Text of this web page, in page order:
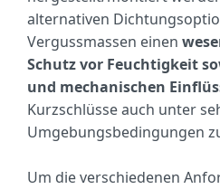
alternativen
Vergussmassen einen
Schutz vor Feuchtigkeit
und mechanischen
Kurzschlüsse auch unter
Umgebungsbedingungen
Um die verschiedenen